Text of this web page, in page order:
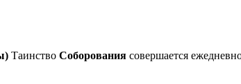
Таинство Соборования совершается